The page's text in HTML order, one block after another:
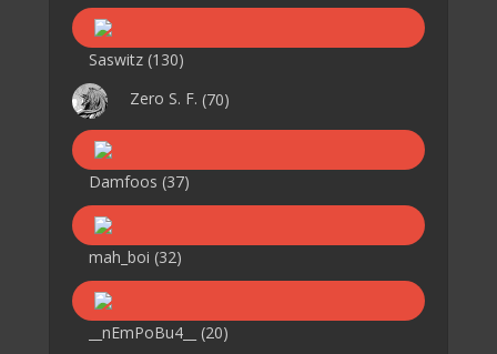
Saswitz (130)
Zero S. F. (70)
Damfoos (37)
mah_boi (32)
__nEmPoBu4__ (20)